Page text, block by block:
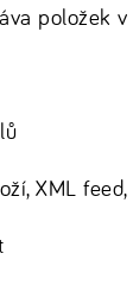
položek
XML